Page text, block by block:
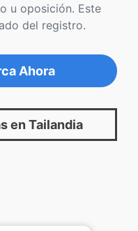
u oposición. Este
del registro.
Ahora
en Tailandia